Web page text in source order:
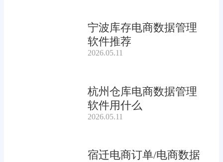
宁波库存电商数据管理
软件推荐
2026.05.11
杭州仓库电商数据管理
软件用什么
2026.05.11
宿迁电商订单/电商数据